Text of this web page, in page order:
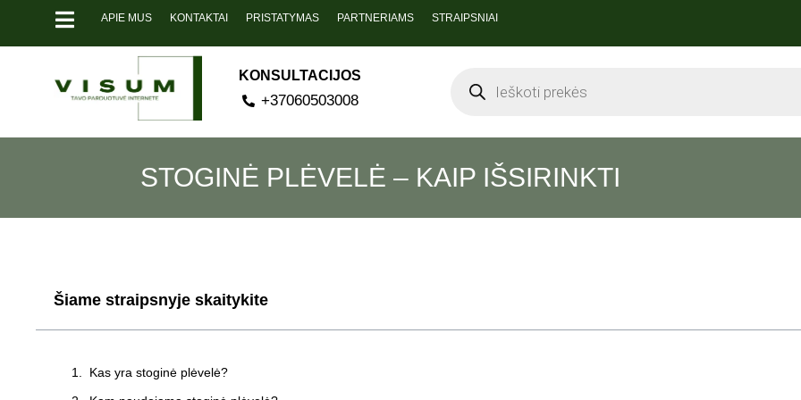
APIE MUS KONTAKTAI PRISTATYMAS PARTNERIAMS STRAIPSNIAI
KONSULTACIJOS
+37060503008
STOGINĖ PLĖVELĖ – KAIP IŠSIRINKTI
Šiame straipsnyje skaitykite
Kas yra stoginė plėvelė?